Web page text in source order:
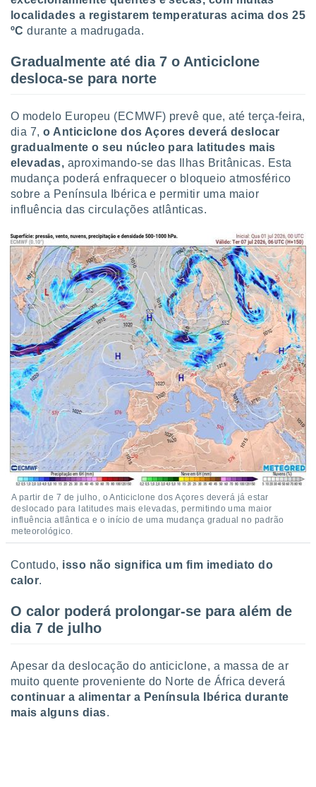
através
estudos
de
localidades a registarem temperaturas acima dos 25
ºC durante a madrugada.
Gradualmente até dia 7 o Anticiclone
desloca-se para norte
O modelo Europeu (ECMWF) prevê que, até terça-feira,
dia 7,o Anticiclone dos Açores deverá deslocar
gradualmente o seu núcleo para latitudes mais
elevadas, aproximando-se das Ilhas Britânicas. Esta
mudança poderá enfraquecer o bloqueio atmosférico
sobre a Península Ibérica e permitir uma maior
influência das circulações atlânticas.
A partir de 7 de julho, o Anticiclone dos Açores deverá já estar
deslocado para latitudes mais elevadas, permitindo uma maior
influência atlântica e o início de uma mudança gradual no padrão
meteorológico.
Contudo, isso não significa um fim imediato do
calor.
O calor poderá prolongar-se para além de
dia 7 de julho
Apesar da deslocação do anticiclone, a massa de ar
muito quente proveniente do Norte de África deverá
continuar a alimentar a Península Ibérica durante
mais alguns dias.